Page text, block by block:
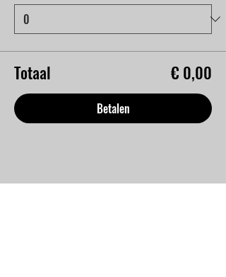
Totaal € 0,00
Betalen